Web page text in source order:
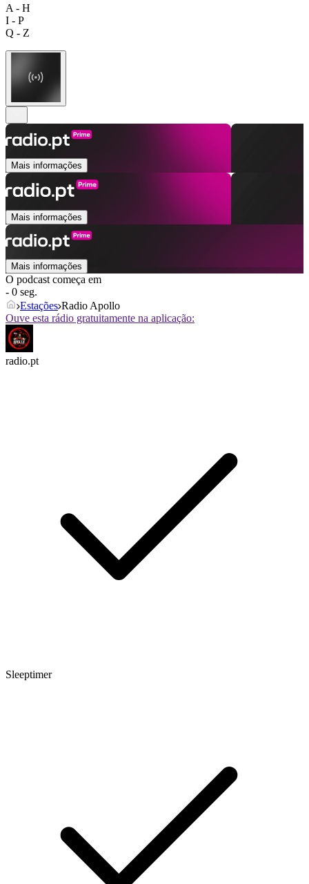
A - H
I - P
Q - Z
Mais informações
Mais informações
Mais informações
O podcast começa em
- 0 seg.
Estações Radio Apollo
Ouve esta rádio gratuitamente na aplicação:
radio.pt
Sleeptimer